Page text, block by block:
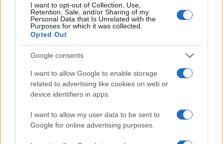
I want to opt-out of Collection, Use,
Retention, Sale, and/or Sharing of my
Personal Data that Is Unrelated with the
Purposes for which it was collected.
Opted Out
Google consents
I want to allow Google to enable storage
related to advertising like cookies on web or
device identifiers in apps.
I want to allow my user data to be sent to
Google for online advertising purposes.
A fuoco un deposito con bombole, intervento dei
vigili del fuoco a Rudalza
Le previsioni meteo per il weekend a Olbia e in